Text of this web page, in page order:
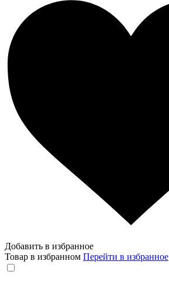
Добавить в избранное
Товар в избранном Перейти в избранное